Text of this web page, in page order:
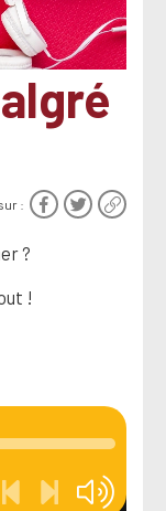
:
?
!